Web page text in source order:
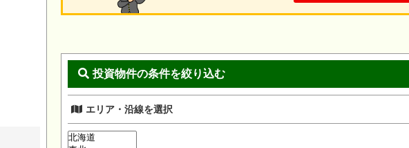
投資物件の条件を絞り込む
エリア・沿線を選択